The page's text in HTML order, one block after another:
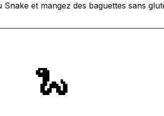
Snake et mangez des baguettes sans
🐍